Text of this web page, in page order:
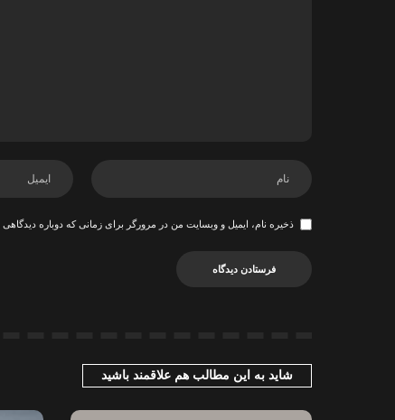
ذخیره نام، ایمیل و وبسایت من در مرورگر برای زمانی که دوباره
شاید به این مطالب هم علاقمند باشید